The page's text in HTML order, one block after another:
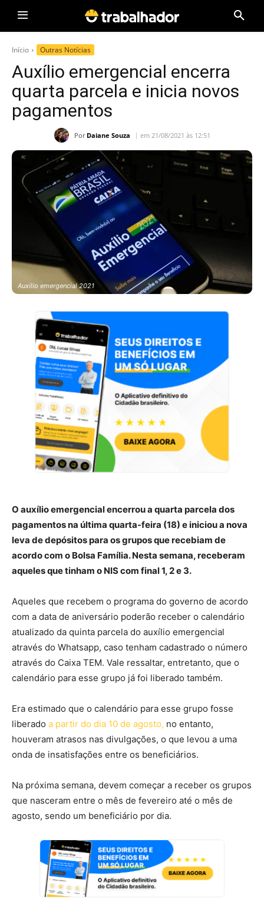
Início Outras Notícias
Auxílio emergencial encerra
quarta parcela e inicia novos
pagamentos
Por Daiane Souza em 21/08/2021 às 12:51
Auxílio emergencial 2021
O auxílio emergencial encerrou a quarta parcela dos
pagamentos na última quarta-feira (18) e iniciou a nova
leva de depósitos para os grupos que recebiam de
acordo com o Bolsa Família. Nesta semana, receberam
aqueles que tinham o NIS com final 1, 2 e 3.
Aqueles que recebem o programa do governo de acordo
com a data de aniversário poderão receber o calendário
atualizado da quinta parcela do auxílio emergencial
através do Whatsapp, caso tenham cadastrado o número
através do Caixa TEM. Vale ressaltar, entretanto, que o
calendário para esse grupo já foi liberado também.
Era estimado que o calendário para esse grupo fosse
liberado a partir do dia 10 de agosto, no entanto,
houveram atrasos nas divulgações, o que levou a uma
onda de insatisfações entre os beneficiários.
Na próxima semana, devem começar a receber os grupos
que nasceram entre o mês de fevereiro até o mês de
agosto, sendo um beneficiário por dia.